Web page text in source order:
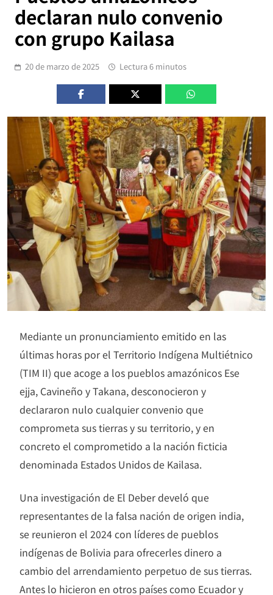
declaran nulo convenio
con grupo Kailasa
20 de marzo de 2025 Lectura 6 minutos
Mediante un pronunciamiento emitido en las
últimas horas por el Territorio Indígena Multiétnico
(TIM II) que acoge a los pueblos amazónicos Ese
ejja, Cavineño y Takana, desconocieron y
declararon nulo cualquier convenio que
comprometa sus tierras y su territorio, y en
concreto el comprometido a la nación ficticia
denominada Estados Unidos de Kailasa.
Una investigación de El Deber develó que
representantes de la falsa nación de origen india,
se reunieron el 2024 con líderes de pueblos
indígenas de Bolivia para ofrecerles dinero a
cambio del arrendamiento perpetuo de sus tierras.
Antes lo hicieron en otros países como Ecuador y